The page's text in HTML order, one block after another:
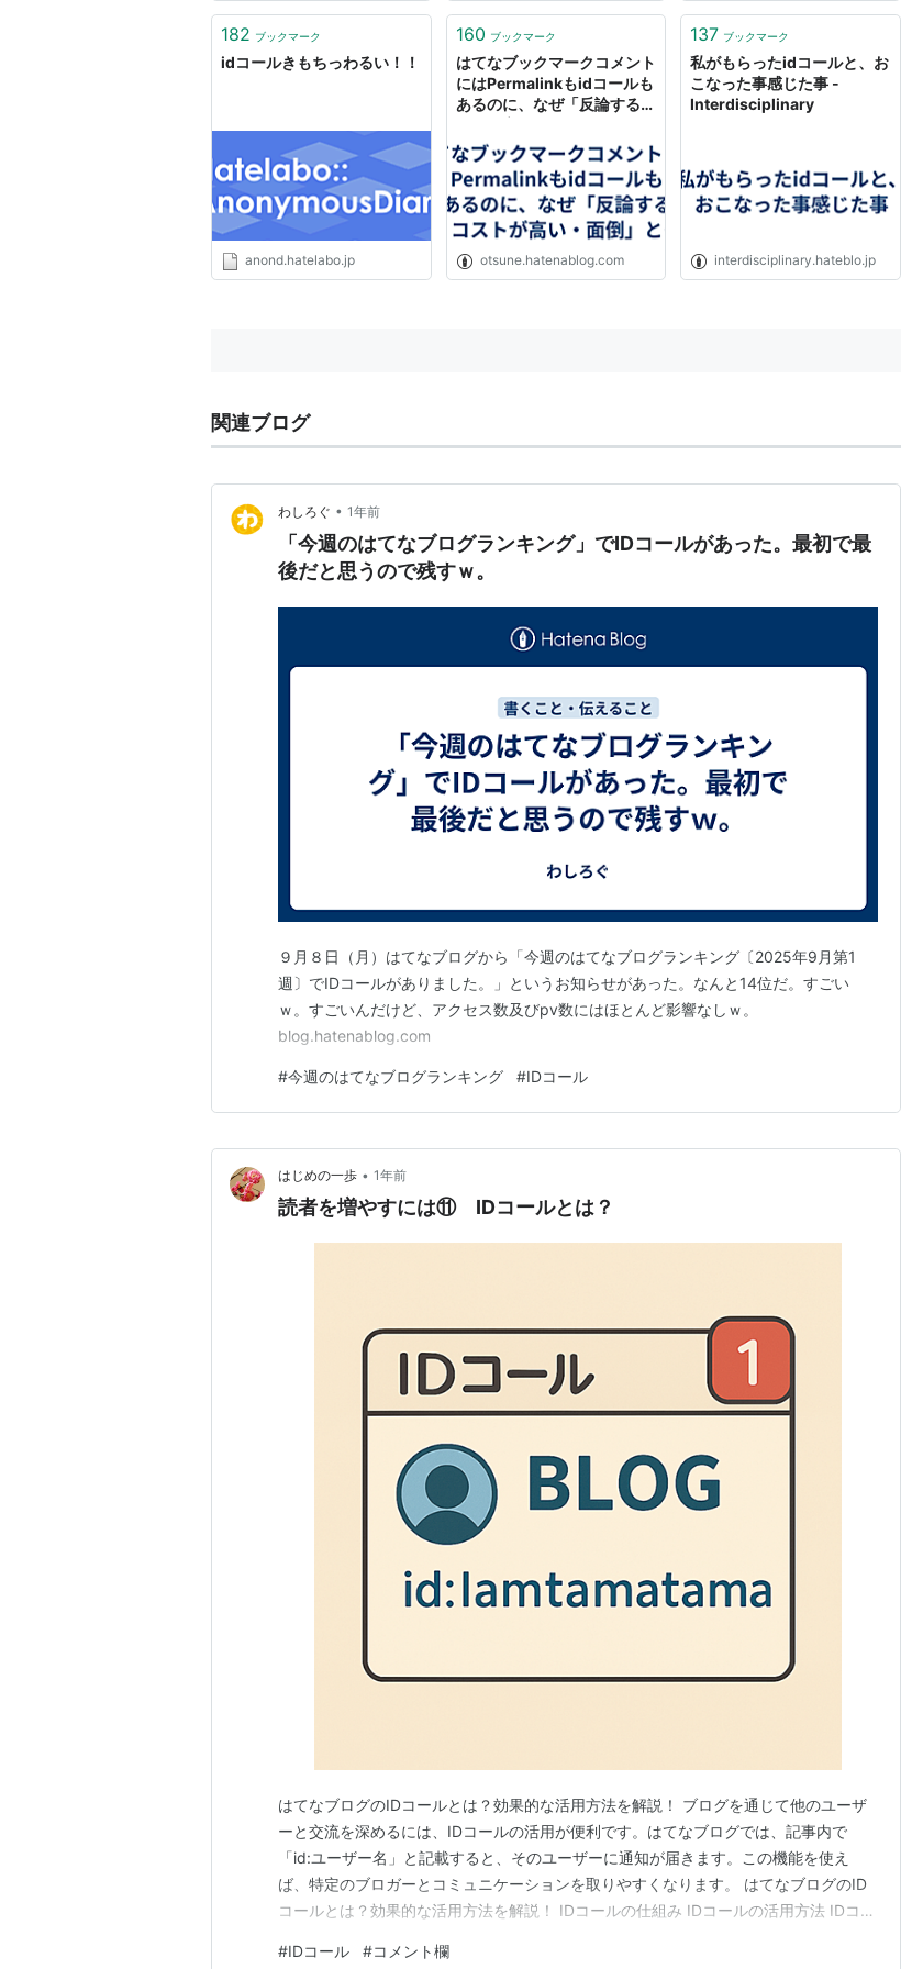
2007-07-24
はてなアイデア日記において、IDコール機能についてのミーティングの様子が公
開。
IDコール機能について - はてなアイデア日記 - 機能変更、お知らせなど
*1:はてなブックマークから「IDコール」が送信されるようになりました - はてなブック
マーク日記 - 機能変更、お知らせなど
*2:IDコールを「あなたへのお知らせ」に通知するようにしました【追記あり】 - はて
なブログ開発ブログ
182 ブックマーク
idコールきもちっわるい！！
anond.hatelabo.jp
160 ブックマーク
はてなブックマークコメント
にはPermalinkもidコールも
あるのに、なぜ「反論するコ
のがとても不思議なので、そ
の根拠を教えてほしい -
otsune風呂
otsune.hatenablog.com
137 ブックマーク
私がもらったidコールと、お
こなった事感じた事 -
Interdisciplinary
interdisciplinary.hateblo.jp
関連ブログ
わしろぐ • 1年前
「今週のはてなブログランキング」でIDコールがあった。最初で最
後だと思うので残すｗ。
９月８日（月）はてなブログから「今週のはてなブログランキング〔2025年9月第1
週〕でIDコールがありました。」というお知らせがあった。なんと14位だ。すごい
ｗ。すごいんだけど、アクセス数及びpv数にはほとんど影響なしｗ。
blog.hatenablog.com
#今週のはてなブログランキング #IDコール
はじめの一歩 • 1年前
読者を増やすには⑪ IDコールとは？
はてなブログのIDコールとは？効果的な活用方法を解説！ ブログを通じて他のユーザ
ーと交流を深めるには、IDコールの活用が便利です。はてなブログでは、記事内で
「id:ユーザー名」と記載すると、そのユーザーに通知が届きます。この機能を使え
ば、特定のブロガーとコミュニケーションを取りやすくなります。 はてなブログのID
コールとは？効果的な活用方法を解説！ IDコールの仕組み IDコールの活用方法 IDコー
ザー名」を記載すると、そのユーザーに通知が送られます。たとえば以下のように書く
#IDコール #コメント欄